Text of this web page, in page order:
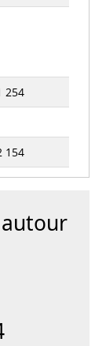
254
154